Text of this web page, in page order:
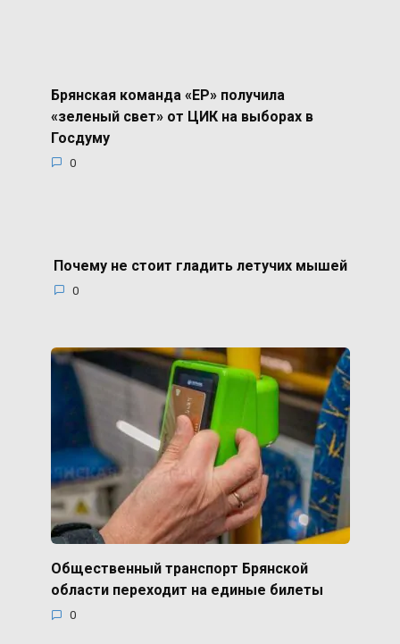
Брянская команда «ЕР» получила
«зеленый свет» от ЦИК на выборах в
Госдуму
0
Почему не стоит гладить летучих мышей
0
Общественный транспорт Брянской
области переходит на единые билеты
0